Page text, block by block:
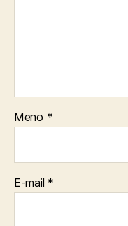
Meno *
E-mail *